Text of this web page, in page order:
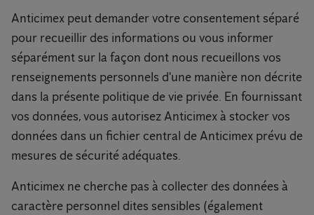
Anticimex peut demander votre consentement séparé
pour recueillir des informations ou vous informer
séparément sur la façon dont nous recueillons vos
renseignements personnels d'une manière non décrite
dans la présente politique de vie privée. En fournissant
vos données, vous autorisez Anticimex à stocker vos
données dans un fichier central de Anticimex prévu de
mesures de sécurité adéquates.
Anticimex ne cherche pas à collecter des données à
caractère personnel dites sensibles (également